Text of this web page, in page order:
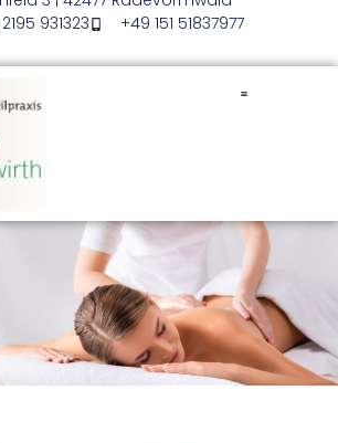
931323
+49 151 51837977